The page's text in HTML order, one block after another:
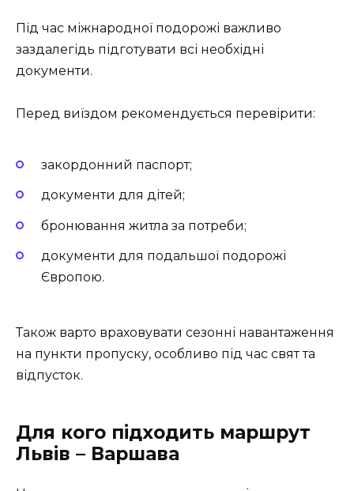
Під час міжнародної подорожі важливо
заздалегідь підготувати всі необхідні
документи.
Перед виїздом рекомендується перевірити:
закордонний паспорт;
документи для дітей;
бронювання житла за потреби;
документи для подальшої подорожі
Європою.
Також варто враховувати сезонні навантаження
на пункти пропуску, особливо під час свят та
відпусток.
Для кого підходить маршрут
Львів – Варшава